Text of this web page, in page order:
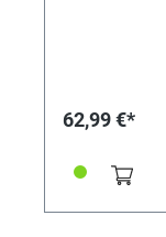
62,99 €*